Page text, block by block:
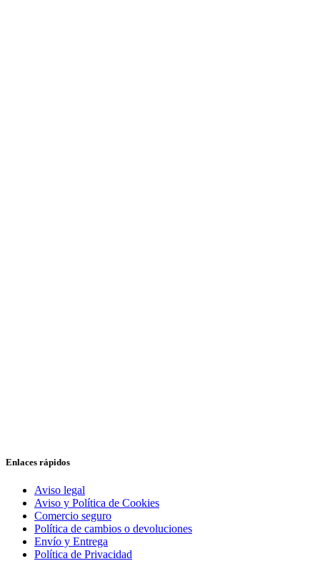
Enlaces rápidos
Aviso legal
Aviso y Política de Cookies
Comercio seguro
Política de cambios o devoluciones
Envío y Entrega
Política de Privacidad